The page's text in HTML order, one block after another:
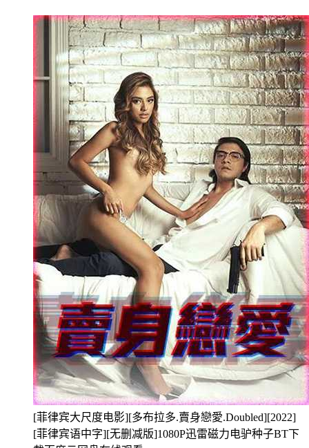
[菲律宾大尺度电影][多布拉多.賣身戀愛.Doubled][2022]
[菲律宾语中字][无删减版]1080P迅雷磁力电驴种子BT下